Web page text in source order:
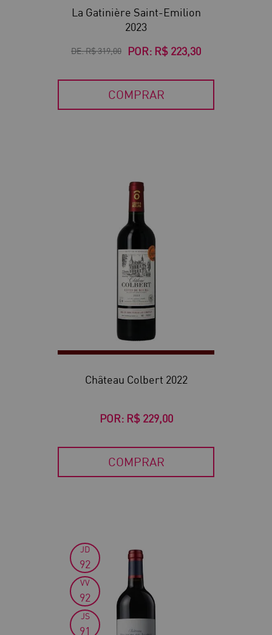
La Gatinière Saint-Emilion
2023
DE:R$ 319,00 POR: R$ 223,30
COMPRAR
Château Colbert 2022
POR: R$ 229,00
COMPRAR
JD
92
VV
92
JS
91